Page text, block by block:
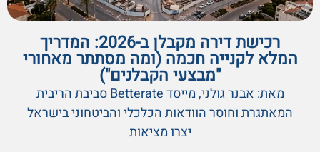
רכישת דירה מקבלן ב-2026: המדריך
המלא לקנייה חכמה (ומה מסתתר מאחורי
"מבצעי הקבלנים")
מאת: אבנר גולני, מייסד Betterate סביבת הריבית
המאתגרת וחוסר הוודאות הכלכלי והביטחוני בישראל
יצרו מציאות